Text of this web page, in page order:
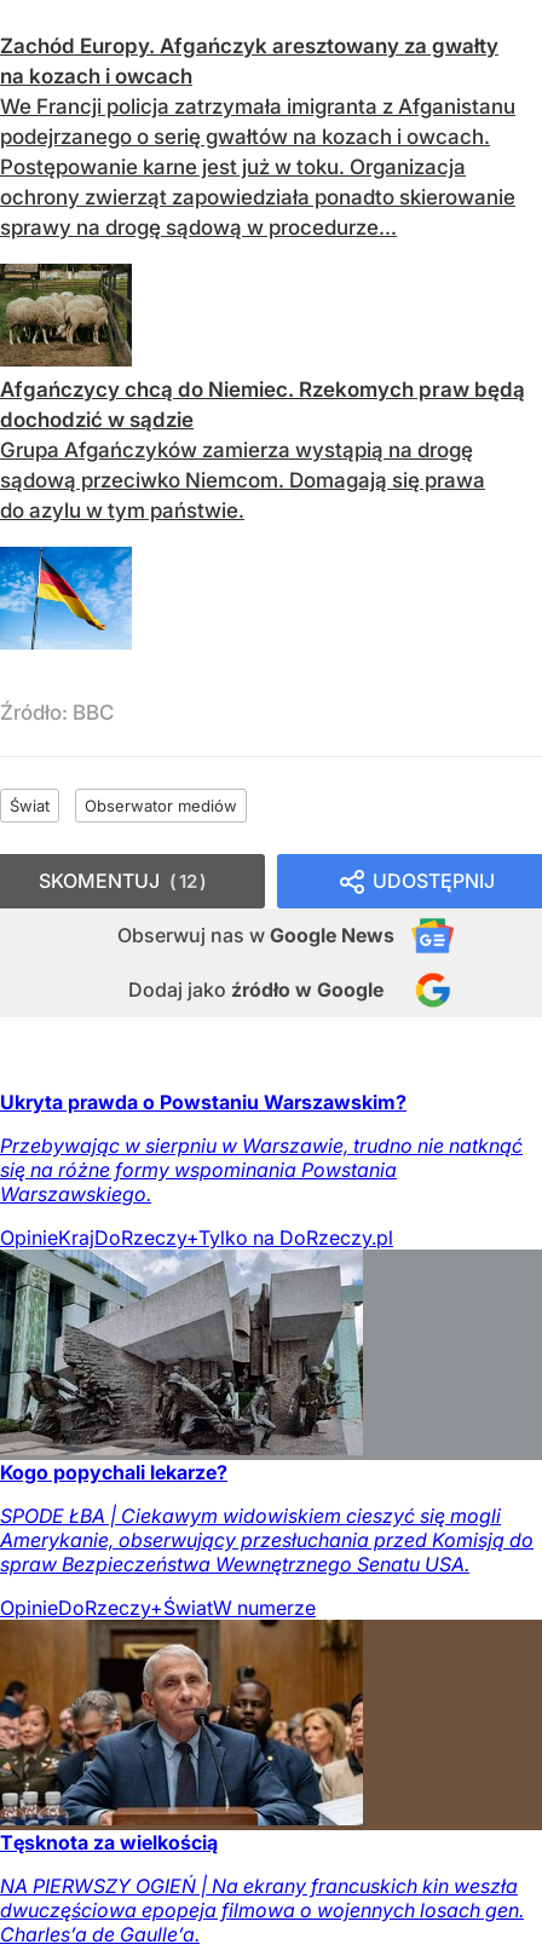
Zachód Europy. Afgańczyk aresztowany za gwałty
na kozach i owcach
We Francji policja zatrzymała imigranta z Afganistanu
podejrzanego o serię gwałtów na kozach i owcach.
Postępowanie karne jest już w toku. Organizacja
ochrony zwierząt zapowiedziała ponadto skierowanie
sprawy na drogę sądową w procedurze...
Afgańczycy chcą do Niemiec. Rzekomych praw będą
dochodzić w sądzie
Grupa Afgańczyków zamierza wystąpią na drogę
sądową przeciwko Niemcom. Domagają się prawa
do azylu w tym państwie.
Źródło: BBC
Świat Obserwator mediów
UDOSTĘPNIJ
Obserwuj nas w Google News
Dodaj jako źródło w Google
SKOMENTUJ 12
Ukryta prawda o Powstaniu Warszawskim?
Przebywając w sierpniu w Warszawie, trudno nie natknąć
się na różne formy wspominania Powstania
Warszawskiego.
OpinieKrajDoRzeczy+Tylko na DoRzeczy.pl
Kogo popychali lekarze?
SPODE ŁBA | Ciekawym widowiskiem cieszyć się mogli
Amerykanie, obserwujący przesłuchania przed Komisją do
spraw Bezpieczeństwa Wewnętrznego Senatu USA.
OpinieDoRzeczy+ŚwiatW numerze
Tęsknota za wielkością
NA PIERWSZY OGIEŃ | Na ekrany francuskich kin weszła
dwuczęściowa epopeja filmowa o wojennych losach gen.
Charles’a de Gaulle’a.